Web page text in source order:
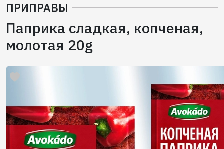
ПРИПРАВЫ
Паприка сладкая, копченая,
молотая 20g